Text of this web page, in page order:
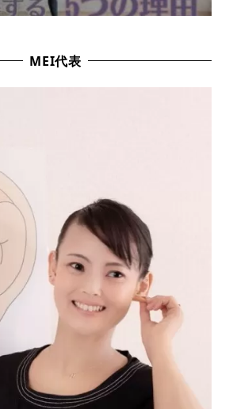
MEI代表